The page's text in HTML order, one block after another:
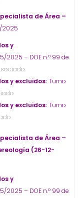
de Área –
y
2025 – DOE n.º 99 de
y excluidos:Turno
y excluidos:Turno
de Área –
(26-12-
y
2025 – DOE n.º 99 de